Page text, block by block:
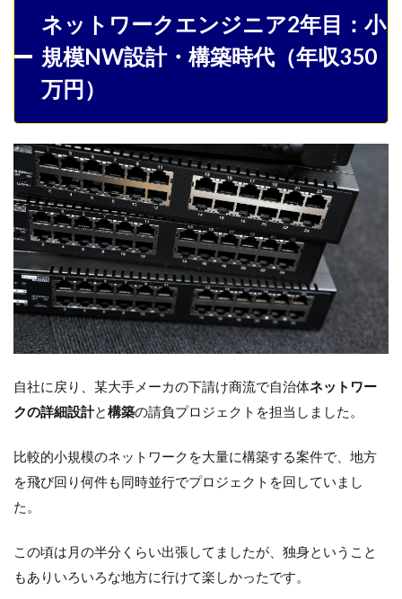
ネットワークエンジニア2年目：小
規模NW設計・構築時代（年収350
万円）
自社に戻り、某大手メーカの下請け商流で自治体ネットワー
クの詳細設計と構築の請負プロジェクトを担当しました。
比較的小規模のネットワークを大量に構築する案件で、地方
を飛び回り何件も同時並行でプロジェクトを回していまし
た。
この頃は月の半分くらい出張してましたが、独身ということ
もありいろいろな地方に行けて楽しかったです。